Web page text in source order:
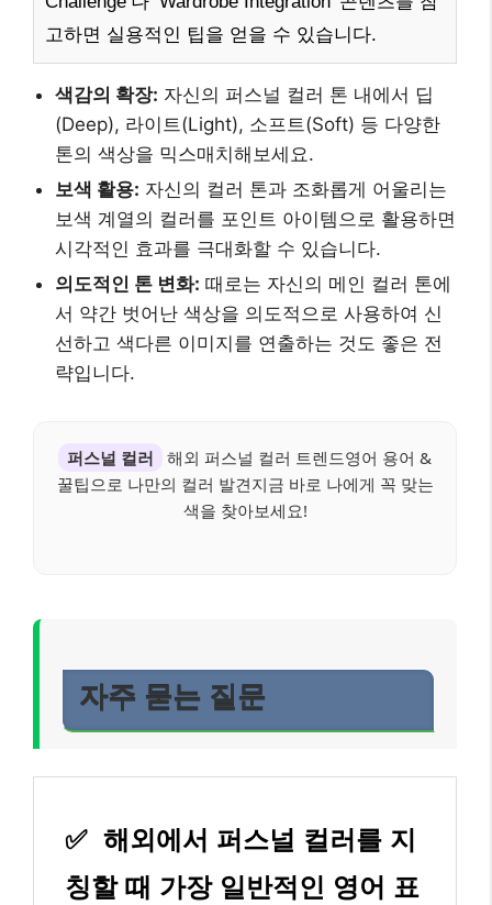
고하면 실용적인 팁을 얻을 수 있습니다.
색감의 확장: 자신의 퍼스널 컬러 톤 내에서 딥
(Deep), 라이트(Light), 소프트(Soft) 등 다양한
톤의 색상을 믹스매치해보세요.
보색 활용: 자신의 컬러 톤과 조화롭게 어울리는
보색 계열의 컬러를 포인트 아이템으로 활용하면
시각적인 효과를 극대화할 수 있습니다.
의도적인 톤 변화: 때로는 자신의 메인 컬러 톤에
서 약간 벗어난 색상을 의도적으로 사용하여 신
선하고 색다른 이미지를 연출하는 것도 좋은 전
략입니다.
퍼스널 컬러
해외 퍼스널 컬러 트렌드영어 용어 &
꿀팁으로 나만의 컬러 발견지금 바로 나에게 꼭 맞는
색을 찾아보세요!
자주 묻는 질문
✅ 해외에서 퍼스널 컬러를 지
칭할 때 가장 일반적인 영어 표